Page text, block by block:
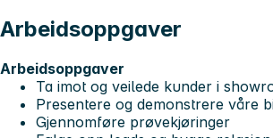
Arbeidsoppgaver
Arbeidsoppgaver
Ta imot og veilede kunder i
Presentere og demonstrere våre
Gjennomføre prøvekjøringer